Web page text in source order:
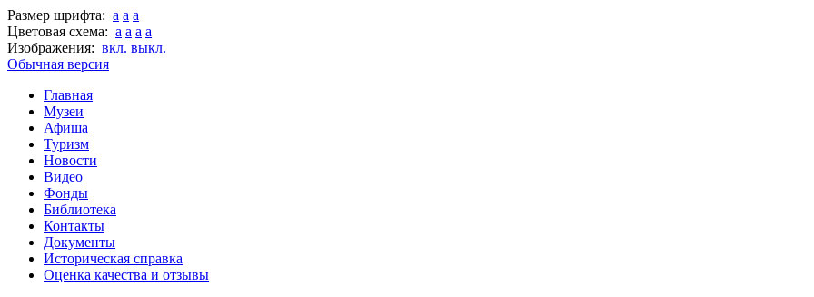
Размер шрифта: a a a
Цветовая схема: a a a a
Изображения: вкл. выкл.
Обычная версия
Главная
Музеи
Афиша
Туризм
Новости
Видео
Фонды
Библиотека
Контакты
Документы
Историческая справка
Оценка качества и отзывы